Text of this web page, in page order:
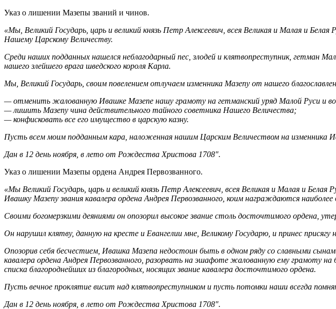
Указ о лишении Мазепы званий и чинов.
«Мы, Великий Государь, царь и великий князь Петр Алексеевич, всея Великая и Малая и
Нашему Царскому Величеству.
Среди наших подданных нашелся неблагодарный пес, злодей и клятвопреступник, гетман
нашего злейшего врага шведского короля Карла.
Мы, Великий Государь, своим повелением отлучаем изменника Мазепу от нашего
— отменить жалованную Ивашке Мазепе нашу грамоту на гетманский уряд Малой Руси и
— лишить Мазепу чина действительного тайного советника Нашего Величества;
— конфисковать все его имущество в царскую казну.
Пусть всем моим подданным кара, наложенная нашим Царским Величеством на изменника
Дан в 12 день ноября, в лето от Рождества Христова 1708″.
Указ о лишении Мазепы ордена Андрея Первозванного.
«Мы Великий Государь, царь и великий князь Петр Алексеевич, всея Великая и Малая и
Ивашку Мазепу звания кавалера ордена Андрея Первозванного, коим награждаются
Своими богомерзкими деяниями он опозорил высокое звание столь досточтимого ордена,
Он нарушил клятву, данную на кресте и Евангелии мне, Великому Государю, и принес
Опозорив себя бесчестием, Ивашка Мазепа недостоин быть в одном ряду со славными
кавалера ордена Андрея Первозванного, разорвать на эшафоте жалованную ему грамоту на
списка благороднейших из благородных, носящих звание кавалера досточтимого ордена.
Пусть вечное проклятие висит над клятвопреступником и пусть потомки наши всегда
Дан в 12 день ноября, в лето от Рождества Христова 1708″.